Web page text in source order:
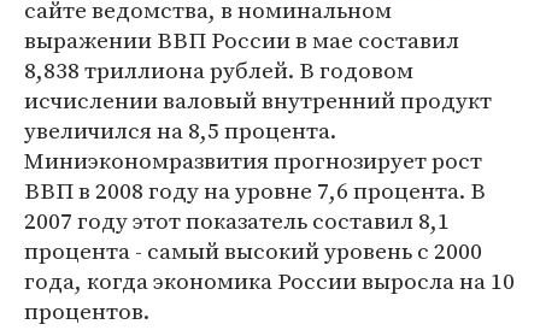
сайте ведомства, в номинальном
выражении ВВП России в мае составил
8,838 триллиона рублей. В годовом
исчислении валовый внутренний продукт
увеличился на 8,5 процента.
Миниэкономразвития прогнозирует рост
ВВП в 2008 году на уровне 7,6 процента. В
2007 году этот показатель составил 8,1
процента - самый высокий уровень с 2000
года, когда экономика России выросла на 10
процентов.